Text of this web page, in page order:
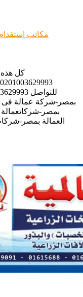
مكاتب استقدام
كل هذه
بمصر-شركة عمالة
بمصر-
العمالة بمصر-